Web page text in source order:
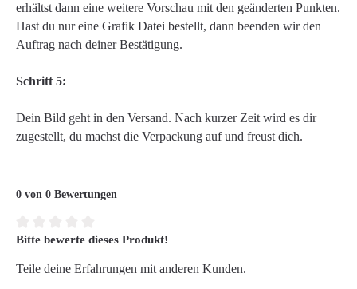
erhältst dann eine weitere Vorschau mit den geänderten Punkten.
Hast du nur eine Grafik Datei bestellt, dann beenden wir den
Auftrag nach deiner Bestätigung.
Schritt 5:
Dein Bild geht in den Versand. Nach kurzer Zeit wird es dir
zugestellt, du machst die Verpackung auf und freust dich.
0 von 0 Bewertungen
Durchschnittliche Bewertung von 0 von 5 Sternen
Bitte bewerte dieses Produkt!
Teile deine Erfahrungen mit anderen Kunden.